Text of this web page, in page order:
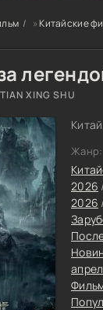
»Китайские
XING SHU
Жанр:
2026
2026